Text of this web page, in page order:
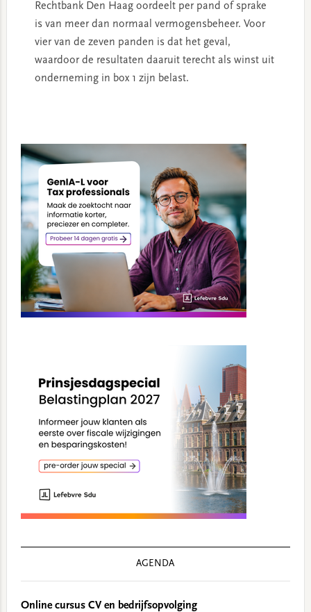
Rechtbank Den Haag oordeelt per pand of sprake
is van meer dan normaal vermogensbeheer. Voor
vier van de zeven panden is dat het geval,
waardoor de resultaten daaruit terecht als winst uit
onderneming in box 1 zijn belast.
Sidebar
AGENDA
Online cursus CV en bedrijfsopvolging